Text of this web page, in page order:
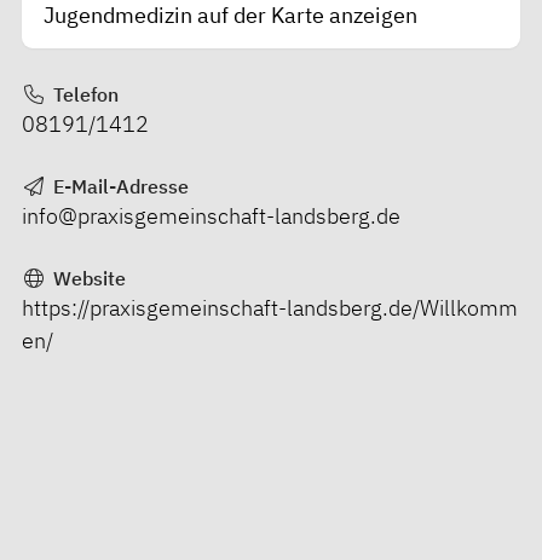
Jugendmedizin auf der Karte anzeigen
Telefon
08191/1412
E-Mail-Adresse
info@praxisgemeinschaft-landsberg.de
Website
https://praxisgemeinschaft-landsberg.de/Willkomm
en/